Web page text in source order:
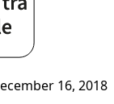
16, 2018